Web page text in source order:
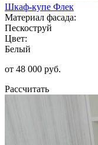
Шкаф-купе Флек
Материал фасада:
Пескоструй
Цвет:
Белый
от 48 000 руб.
Рассчитать